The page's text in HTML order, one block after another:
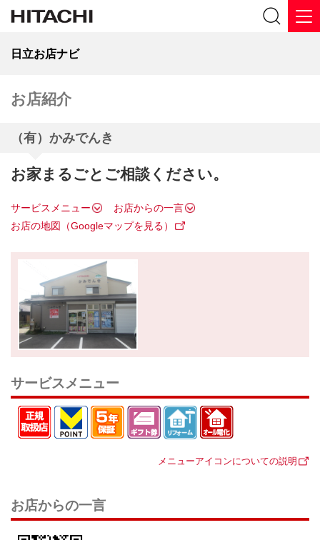
日立お店ナビ
お店紹介
（有）かみでんき
お家まるごとご相談ください。
サービスメニュー
お店からの一言
お店の地図（Googleマップを見る）
サービスメニュー
メニューアイコンについての説明
お店からの一言